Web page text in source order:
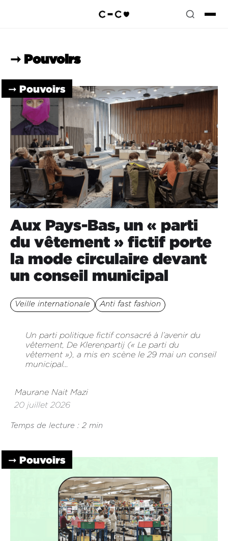
➞ Pouvoirs
➞ Pouvoirs
Aux Pays-Bas, un « parti
du vêtement » fictif porte
la mode circulaire devant
un conseil municipal
Veille internationale Anti fast fashion
Un parti politique fictif consacré à l’avenir du
vêtement, De Klerenpartij (« Le parti du
vêtement »), a mis en scène le 29 mai un conseil
municipal...
Maurane Nait Mazi
20 juillet 2026
Temps de lecture : 2 min
➞ Pouvoirs